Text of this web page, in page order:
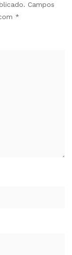
Campos
*